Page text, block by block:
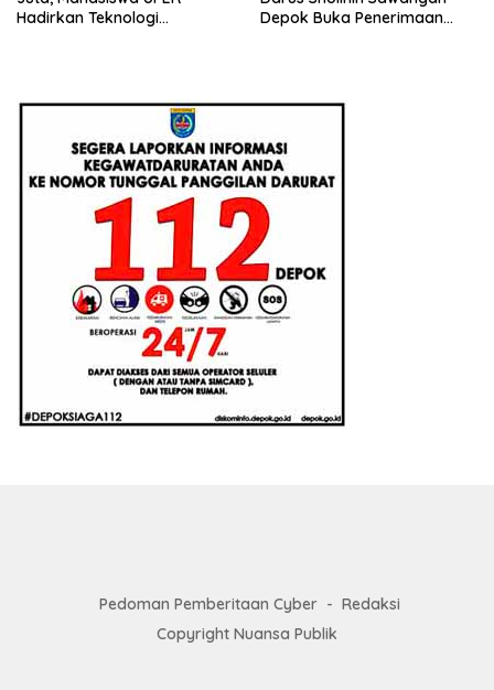
Hadirkan Teknologi
Depok Buka Penerimaan
Pedoman Pemberitaan Cyber
Redaksi
Copyright Nuansa Publik